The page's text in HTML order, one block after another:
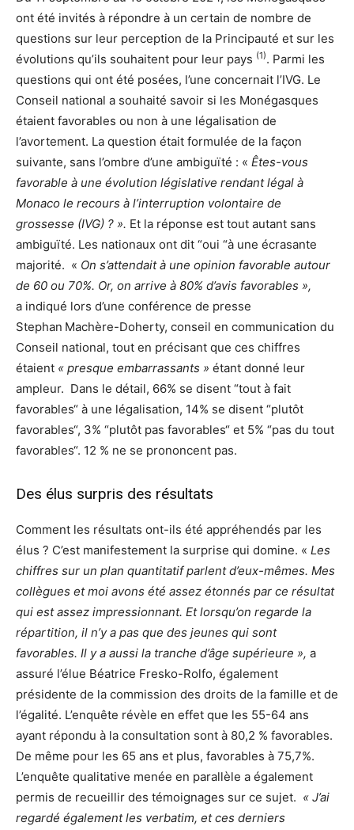
ont été invités à répondre à un certain de nombre de
questions sur leur perception de la Principauté et sur les
évolutions qu’ils souhaitent pour leur pays (1). Parmi les
questions qui ont été posées, l’une concernait l’IVG. Le
Conseil national a souhaité savoir si les Monégasques
étaient favorables ou non à une légalisation de
l’avortement. La question était formulée de la façon
suivante, sans l’ombre d’une ambiguïté : « Êtes-vous
favorable à une évolution législative rendant légal à
Monaco le recours à l’interruption volontaire de
grossesse (IVG) ? ». Et la réponse est tout autant sans
ambiguïté. Les nationaux ont dit “oui “à une écrasante
majorité. « On s’attendait à une opinion favorable autour
de 60 ou 70%. Or, on arrive à 80% d’avis favorables »,
a indiqué lors d’une conférence de presse
Stephan Machère-Doherty, conseil en communication du
Conseil national, tout en précisant que ces chiffres
étaient « presque embarrassants » étant donné leur
ampleur. Dans le détail, 66% se disent “tout à fait
favorables“ à une légalisation, 14% se disent “plutôt
favorables“, 3% “plutôt pas favorables“ et 5% “pas du tout
favorables“. 12 % ne se prononcent pas.
Des élus surpris des résultats
Comment les résultats ont-ils été appréhendés par les
élus ? C’est manifestement la surprise qui domine. « Les
chiffres sur un plan quantitatif parlent d’eux-mêmes. Mes
collègues et moi avons été assez étonnés par ce résultat
qui est assez impressionnant. Et lorsqu’on regarde la
répartition, il n’y a pas que des jeunes qui sont
favorables. Il y a aussi la tranche d’âge supérieure », a
assuré l’élue Béatrice Fresko-Rolfo, également
présidente de la commission des droits de la famille et de
l’égalité. L’enquête révèle en effet que les 55-64 ans
ayant répondu à la consultation sont à 80,2 % favorables.
De même pour les 65 ans et plus, favorables à 75,7%.
L’enquête qualitative menée en parallèle a également
permis de recueillir des témoignages sur ce sujet. « J’ai
regardé également les verbatim, et ces derniers